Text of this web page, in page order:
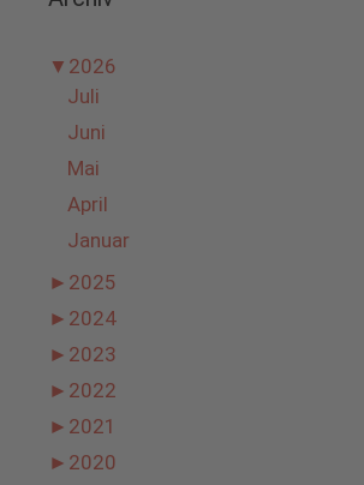
▼ 2026
Juli
Juni
Mai
April
Januar
► 2025
► 2024
► 2023
► 2022
► 2021
► 2020